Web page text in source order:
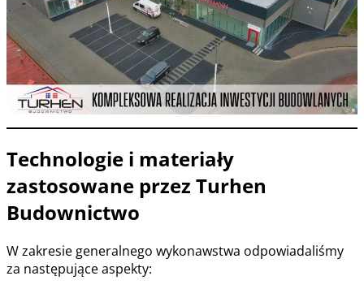
Technologie i materiały
zastosowane przez Turhen
Budownictwo
W zakresie generalnego wykonawstwa odpowiadaliśmy
za następujące aspekty: